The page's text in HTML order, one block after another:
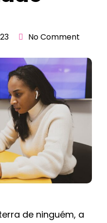
No Comment
de ninguém, a